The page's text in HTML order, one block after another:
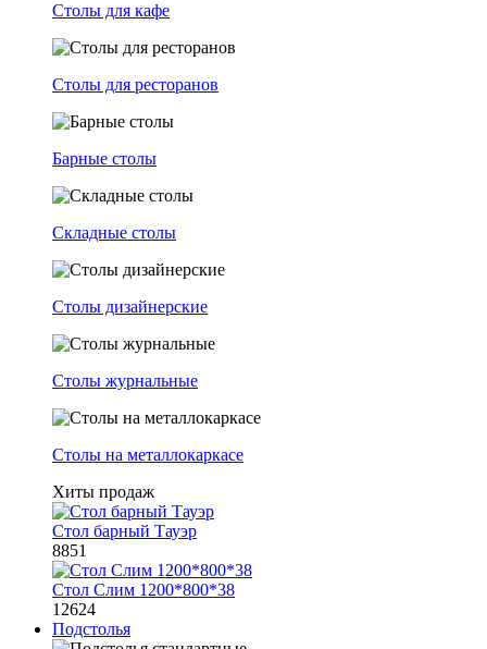
Столы для кафе
Столы для ресторанов
Барные столы
Складные столы
Столы дизайнерские
Столы журнальные
Столы на металлокаркасе
Хиты продаж
Стол барный Тауэр
8851
Стол Слим 1200*800*38
12624
Подстолья